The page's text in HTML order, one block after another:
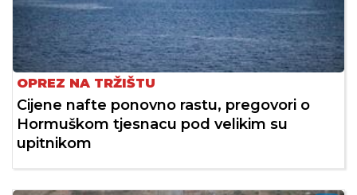
OPREZ NA TRŽIŠTU
Cijene nafte ponovno rastu, pregovori o
Hormuškom tjesnacu pod velikim su
upitnikom